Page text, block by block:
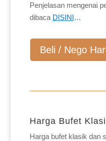
Penjelasan mengenai
dibaca DISINI…
Beli / Nego
Harga Bufet
Harga bufet klasik dan